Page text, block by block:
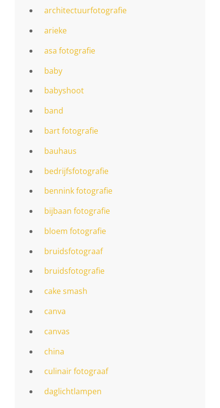
architectuurfotografie
arieke
asa fotografie
baby
babyshoot
band
bart fotografie
bauhaus
bedrijfsfotografie
bennink fotografie
bijbaan fotografie
bloem fotografie
bruidsfotograaf
bruidsfotografie
cake smash
canva
canvas
china
culinair fotograaf
daglichtlampen